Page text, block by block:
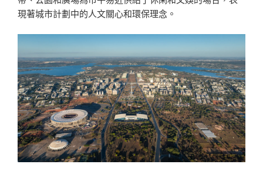
現著城市計劃中的人文關心和環保理念。